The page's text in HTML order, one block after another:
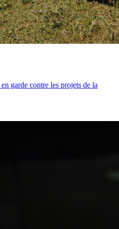
garde contre les projets de la